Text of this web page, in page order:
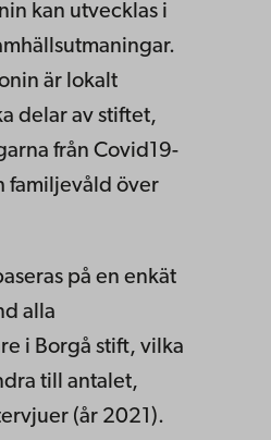
kan utvecklas i
är lokalt
delar av stiftet,
från Covid19-
familjevåld över
på en enkät
alla
i Borgå stift, vilka
till antalet,
(år 2021).